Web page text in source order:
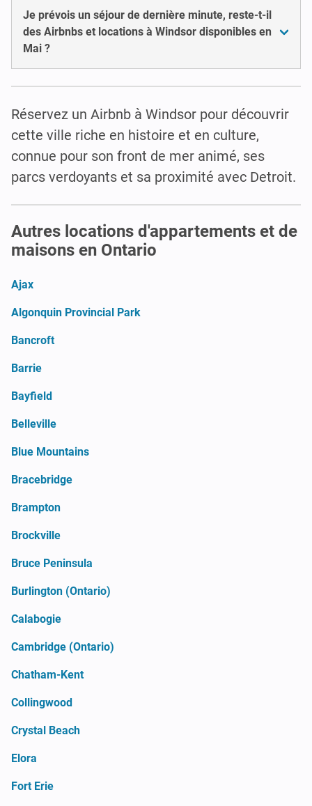
Je prévois un séjour de dernière minute, reste-t-il
des Airbnbs et locations à Windsor disponibles en
Mai ?
Réservez un Airbnb à Windsor pour découvrir
cette ville riche en histoire et en culture,
connue pour son front de mer animé, ses
parcs verdoyants et sa proximité avec Detroit.
Autres locations d'appartements et de
maisons en Ontario
Ajax
Algonquin Provincial Park
Bancroft
Barrie
Bayfield
Belleville
Blue Mountains
Bracebridge
Brampton
Brockville
Bruce Peninsula
Burlington (Ontario)
Calabogie
Cambridge (Ontario)
Chatham-Kent
Collingwood
Crystal Beach
Elora
Fort Erie